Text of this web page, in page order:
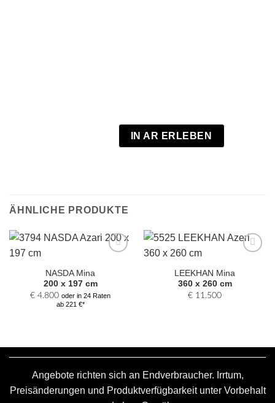
IN AR ERLEBEN
ÄHNLICHE PRODUKTE
hinzufügen
NASDA Mina
200 x 197 cm
€ 4.800 oder in 24 Raten
ab 221 €*
hinzufügen
LEEKHAN Mina
360 x 260 cm
€ 11.500
Angebote richten sich an Endverbraucher. Irrtum,
Preisänderungen und Produktverfügbarkeit unter Vorbehalt